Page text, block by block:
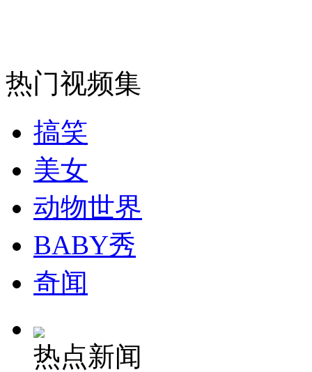
司机酒驾遇交警 急速倒车逃窜
热门视频集
搞笑
美女
动物世界
BABY秀
奇闻
热点新闻